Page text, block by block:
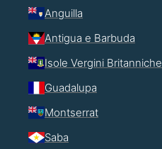
Anguilla
Antigua e Barbuda
Isole Vergini Britanniche
Guadalupa
Montserrat
Saba